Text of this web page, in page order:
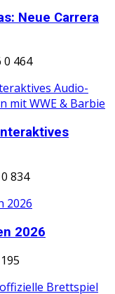
Neue Carrera
0 464
0 834
2026
195